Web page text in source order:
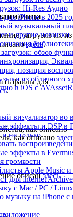
Hi-Res Аудио
iPhone в 2025
музыкальный
и другие новинки
обзор
позиция
из облачного
в iOS с
визуализатор во
эффекты и DSP в
не только
эффекты в
громкости
Apple Music
для Internet
с Mac / PC /
музыку на iPhone
загрузив их из
здесь.
файлы для
.
как описано
как описано
описанздесь.
.